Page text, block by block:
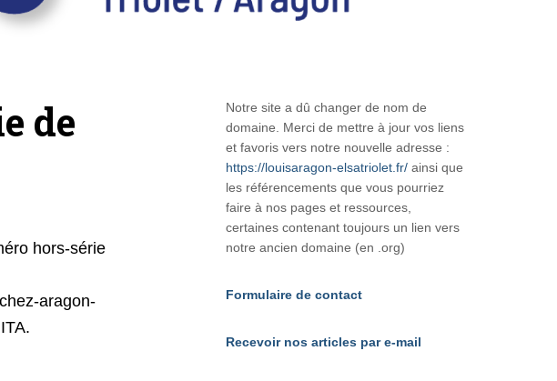
de
hors-série
aragon-
Notre site a dû changer de nom de
domaine. Merci de mettre à jour vos liens
et favoris vers notre nouvelle adresse :
https://louisaragon-elsatriolet.fr/ainsi que
les référencements que vous pourriez
faire à nos pages et ressources,
certaines contenant toujours un lien vers
notre ancien domaine (en .org)
Formulaire de contact
Recevoir nos articles par e-mail